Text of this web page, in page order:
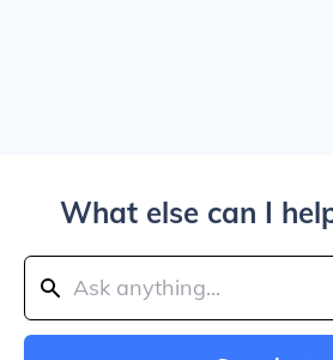
What else can I